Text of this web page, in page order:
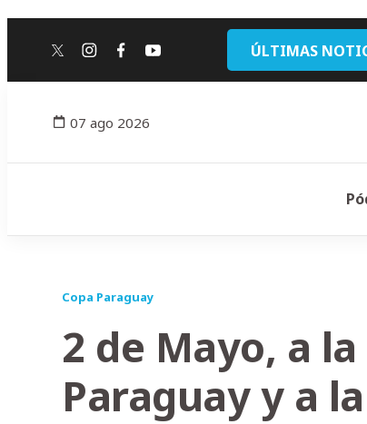
twitterinstagram
facebook
youtube ÚLTIMAS
07 ago 2026
Copa Paraguay
2 de Mayo, a
Paraguay y a